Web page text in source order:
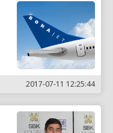
2017-07-11 12:25:44